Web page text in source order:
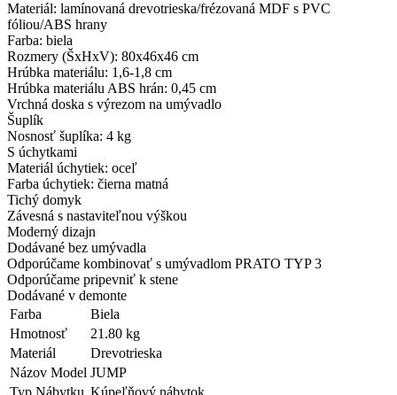
Materiál: lamínovaná drevotrieska/frézovaná MDF s PVC
fóliou/ABS hrany
Farba: biela
Rozmery (ŠxHxV): 80x46x46 cm
Hrúbka materiálu: 1,6-1,8 cm
Hrúbka materiálu ABS hrán: 0,45 cm
Vrchná doska s výrezom na umývadlo
Šuplík
Nosnosť šuplíka: 4 kg
S úchytkami
Materiál úchytiek: oceľ
Farba úchytiek: čierna matná
Tichý domyk
Závesná s nastaviteľnou výškou
Moderný dizajn
Dodávané bez umývadla
Odporúčame kombinovať s umývadlom PRATO TYP 3
Odporúčame pripevniť k stene
Dodávané v demonte
Farba
Biela
Hmotnosť
21.80 kg
Materiál
Drevotrieska
Názov Model JUMP